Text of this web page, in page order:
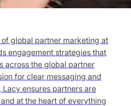
global partner marketing at
engagement strategies that
across the global partner
for clear messaging and
ensures partners are
at the heart of everything